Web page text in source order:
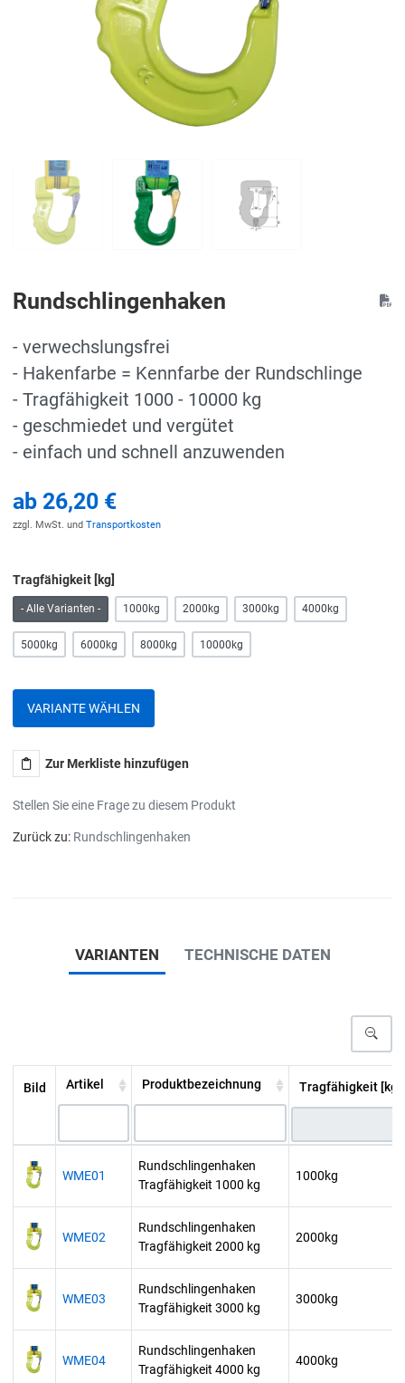
Rundschlingenhaken
- verwechslungsfrei
- Hakenfarbe = Kennfarbe der Rundschlinge
- Tragfähigkeit 1000 - 10000 kg
- geschmiedet und vergütet
- einfach und schnell anzuwenden
ab 26,20 €
zzgl. MwSt. und Transportkosten
Tragfähigkeit [kg]
- Alle Varianten - 1000kg 2000kg 3000kg 4000kg
5000kg 6000kg 8000kg 10000kg
VARIANTE WÄHLEN
Zur Merkliste hinzufügen
Stellen Sie eine Frage zu diesem Produkt
Zurück zu: Rundschlingenhaken
VARIANTEN TECHNISCHE DATEN
Bild Artikel Produktbezeichnung Tragfähigkeit [kg]
WME01
Rundschlingenhaken
Tragfähigkeit 1000 kg
1000kg
WME02
Rundschlingenhaken
Tragfähigkeit 2000 kg
2000kg
WME03
Rundschlingenhaken
Tragfähigkeit 3000 kg
3000kg
WME04
Rundschlingenhaken
Tragfähigkeit 4000 kg
4000kg